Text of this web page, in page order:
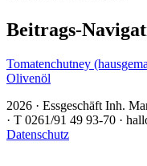
Beitrags-
Tomatenchutney
Olivenöl
2026 · Essgeschäft Inh.
· T 0261/91 49 93-70 ·
Datenschutz